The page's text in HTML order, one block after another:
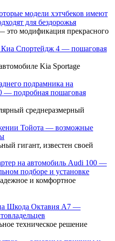
модели хэтчбеков имеют
для бездорожья
это модификация прекрасного
Киа Спортейдж 4 — пошаговая
Kia Sportage
подрамника на
— подробная пошаговая
среднеразмерный
Тойота — возможные
гигант, известен своей
на автомобиль Audi 100 —
подборе и установке
и комфортное
Шкода Октавия А7 —
техническое решение